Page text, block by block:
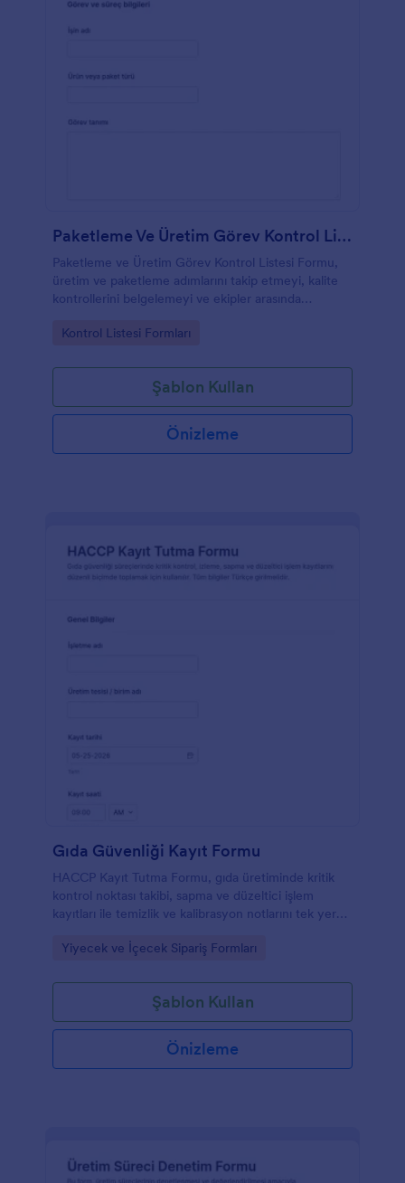
Paketleme Ve Üretim Görev Kontrol Listesi Formu
Paketleme ve Üretim Görev Kontrol Listesi Formu,
üretim ve paketleme adımlarını takip etmeyi, kalite
kontrollerini belgelemeyi ve ekipler arasında
şablonudur.
Go to Category:
Kontrol Listesi Formları
Şablon Kullan
Önizleme
Gıda Güvenliği Kayıt Formu
HACCP Kayıt Tutma Formu, gıda üretiminde kritik
kontrol noktası takibi, sapma ve düzeltici işlem
kayıtları ile temizlik ve kalibrasyon notlarını tek yerde
yardımcı olur.
Go to Category:
Yiyecek ve İçecek Sipariş Formları
Şablon Kullan
Önizleme